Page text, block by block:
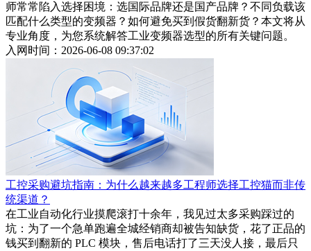
师常常陷入选择困境：选国际品牌还是国产品牌？不同负载该
匹配什么类型的变频器？如何避免买到假货翻新货？本文将从
专业角度，为您系统解答工业变频器选型的所有关键问题。
入网时间：2026-06-08 09:37:02
工控采购避坑指南：为什么越来越多工程师选择工控猫而非传
统渠道？
在工业自动化行业摸爬滚打十余年，我见过太多采购踩过的
坑：为了一个急单跑遍全城经销商却被告知缺货，花了正品的
钱买到翻新的 PLC 模块，售后电话打了三天没人接，最后只